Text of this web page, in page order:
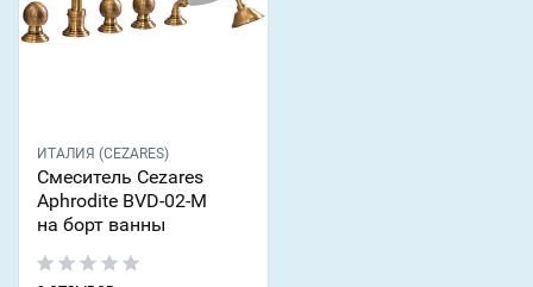
ИТАЛИЯ (CEZARES)
Смеситель Cezares
Aphrodite BVD-02-M
на борт ванны